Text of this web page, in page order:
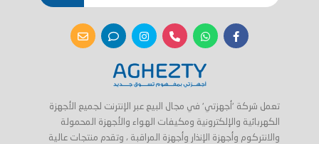
تعمل شركة 'أجهزتي' في مجال البيع عبر الإنترنت لجميع الأجهزة
الكهربائية والإلكترونية ومكيفات الهواء والأجهزة المحمولة
والانتركوم وأجهزة الإنذار وأجهزة المراقبة ، وتقدم منتجات عالية